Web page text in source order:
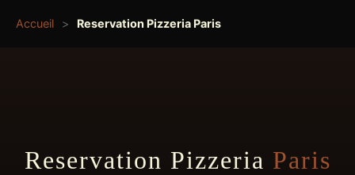
Accueil > Reservation Pizzeria Paris
Reservation Pizzeria Paris